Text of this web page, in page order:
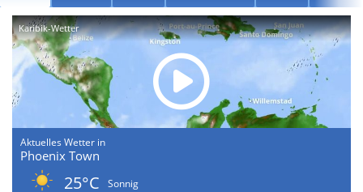
Karibik-Wetter
Aktuelles Wetter in
Phoenix Town
25°C
Sonnig